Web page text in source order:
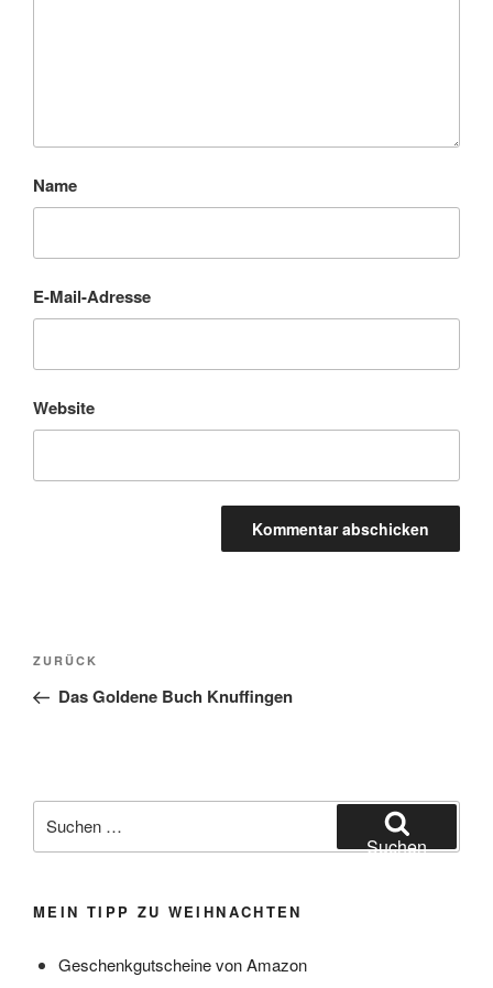
Name
E-Mail-Adresse
Website
Beitragsnavigation
Vorheriger
Beitrag
ZURÜCK
Das Goldene Buch Knuffingen
nach:
Suchen
MEIN TIPP ZU WEIHNACHTEN
Geschenkgutscheine von Amazon